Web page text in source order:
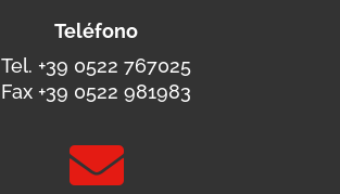
Teléfono
Tel. +39 0522 767025
Fax +39 0522 981983
